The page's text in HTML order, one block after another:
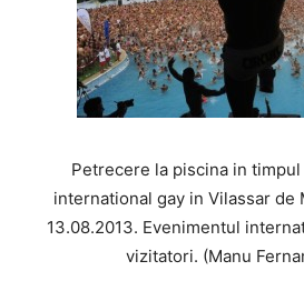
Petrecere la piscina in
international gay in Vilassar de
13.08.2013. Evenimentul
vizitatori. (Manu